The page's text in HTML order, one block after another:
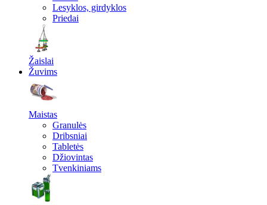
Lesyklos, girdyklos
Priedai
Žaislai
Žuvims
Maistas
Granulės
Dribsniai
Tabletės
Džiovintas
Tvenkiniams